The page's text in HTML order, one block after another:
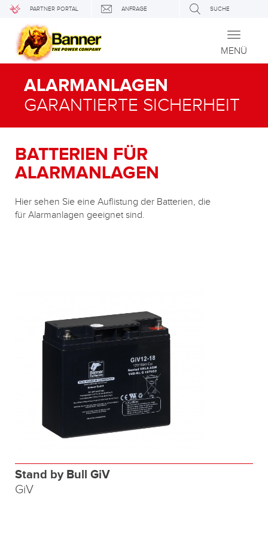
PARTNER PORTAL ANFRAGE SUCHE
Toggle
MENÜ
ALARMANLAGEN
GARANTIERTE SICHERHEIT
BATTERIEN FÜR
ALARMANLAGEN
Hier sehen Sie eine Auflistung der Batterien, die
für Alarmanlagen geeignet sind.
Stand by Bull GiV
GiV